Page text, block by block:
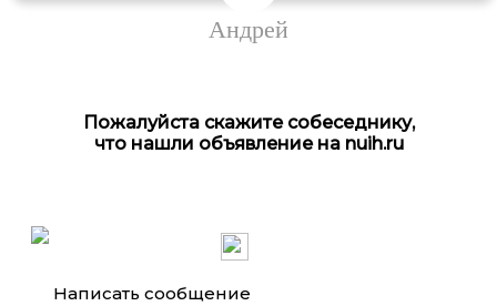
Андрей
Пожалуйста скажите собеседнику,
что нашли объявление на nuih.ru
Написать сообщение